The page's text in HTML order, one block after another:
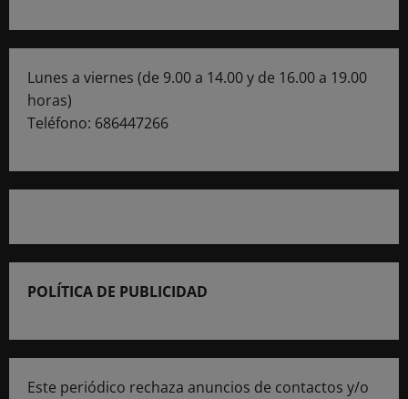
Lunes a viernes (de 9.00 a 14.00 y de 16.00 a 19.00
horas)
Teléfono: 686447266
POLÍTICA DE PUBLICIDAD
Este periódico rechaza anuncios de contactos y/o